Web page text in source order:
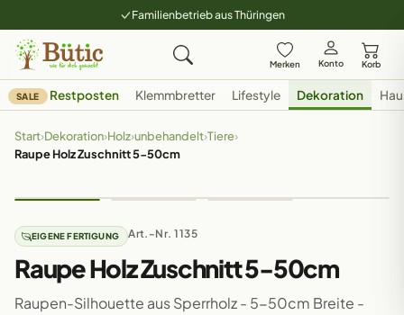
Familienbetrieb aus Thüringen
Merken Konto Korb
SALE Restposten Klemmbretter Lifestyle Dekoration
Start›Dekoration›Holz›unbehandelt›Tiere›
Raupe Holz Zuschnitt 5-50cm
EIGENE FERTIGUNG Art.-Nr. 1135
Raupe Holz Zuschnitt 5-50cm
Raupen-Silhouette aus Sperrholz - 5-50cm Breite -